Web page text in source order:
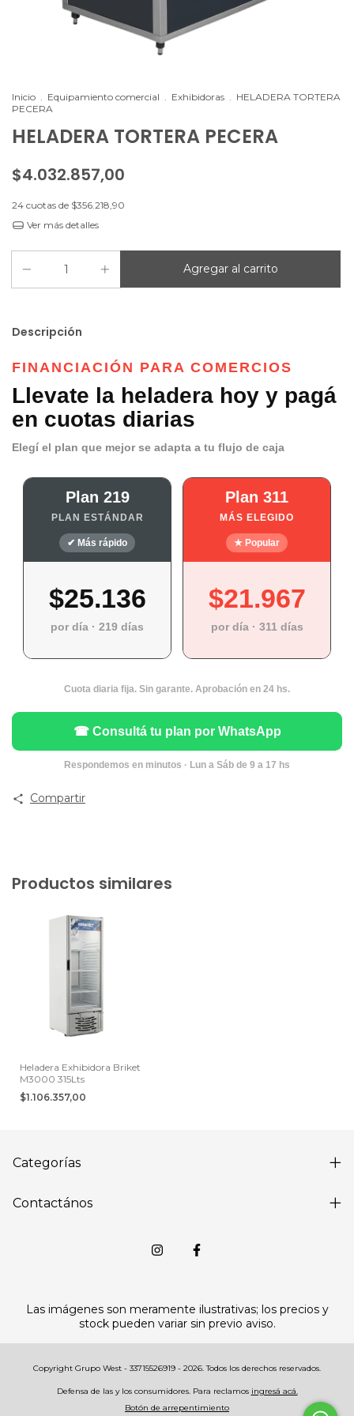
Inicio . Equipamiento comercial . Exhibidoras . HELADERA TORTERA
PECERA
HELADERA TORTERA PECERA
$4.032.857,00
24 cuotas de $356.218,90
Ver más detalles
Descripción
FINANCIACIÓN PARA COMERCIOS
Llevate la heladera hoy y pagá
en cuotas diarias
Elegí el plan que mejor se adapta a tu flujo de caja
Plan 219
PLAN ESTÁNDAR
✔ Más rápido
$25.136
por día · 219 días
Plan 311
MÁS ELEGIDO
★ Popular
$21.967
por día · 311 días
Cuota diaria fija. Sin garante. Aprobación en 24 hs.
☎ Consultá tu plan por WhatsApp
Respondemos en minutos · Lun a Sáb de 9 a 17 hs
Compartir
Productos similares
Heladera Exhibidora Briket
M3000 315Lts
$1.106.357,00
Categorías
Contactános
Las imágenes son meramente ilustrativas; los precios y
stock pueden variar sin previo aviso.
Copyright Grupo West - 33715526919 - 2026. Todos los derechos reservados.
Defensa de las y los consumidores. Para reclamos ingresá acá.
Botón de arrepentimiento